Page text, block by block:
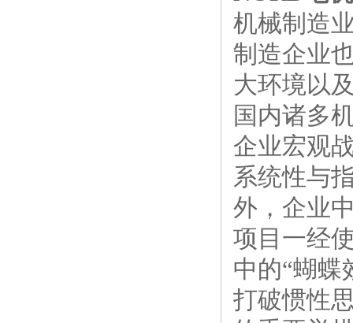
机械制造
制造企业
大环境以
国内诸多
企业宏观
系统性与
外，企业
项目一经
中的“蝴蝶
打破惯性